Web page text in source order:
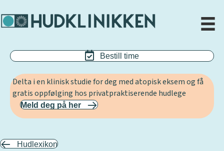
Bestill time
Delta i en klinisk studie for deg med atopisk eksem og få
gratis oppfølging hos privatpraktiserende hudlege
Meld deg på her
Hudlexikon